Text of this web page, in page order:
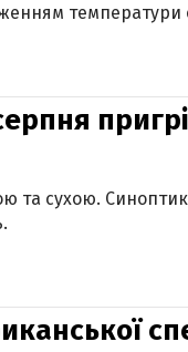
температури
та сухою.